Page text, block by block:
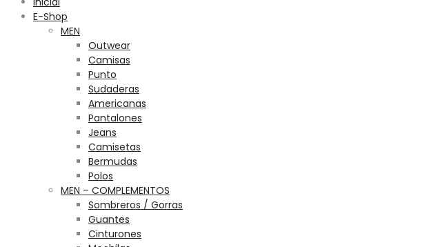
E-Shop
MEN
Outwear
Camisas
Punto
Sudaderas
Americanas
Pantalones
Jeans
Camisetas
Bermudas
Polos
MEN – COMPLEMENTOS
Sombreros / Gorras
Guantes
Cinturones